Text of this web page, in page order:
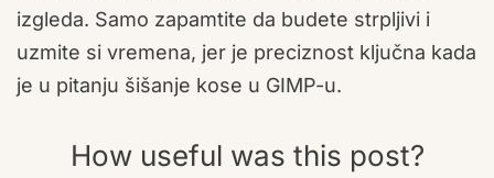
izgleda. Samo zapamtite da budete strpljivi i
uzmite si vremena, jer je preciznost ključna kada
je u pitanju šišanje kose u GIMP-u.
How useful was this post?